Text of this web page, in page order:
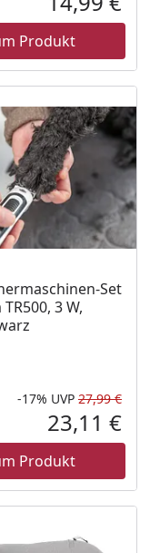
Produkt
Set
3 W,
Lager
-17% UVP 27,99 €
23,11 €
Produkt